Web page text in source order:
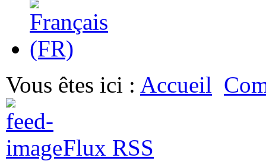
Vous êtes ici : Accueil
Flux RSS